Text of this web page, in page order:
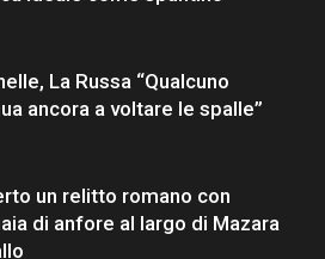
La Russa “Qualcuno
ancora a voltare le spalle”
un relitto romano con
di anfore al largo di Mazara